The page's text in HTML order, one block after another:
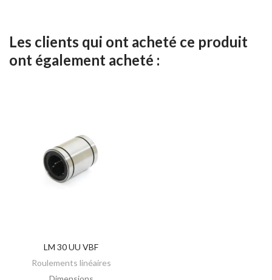
Les clients qui ont acheté ce produit
ont également acheté :
AJOUTER AU PANIER
LM 30 UU VBF
Roulements linéaires